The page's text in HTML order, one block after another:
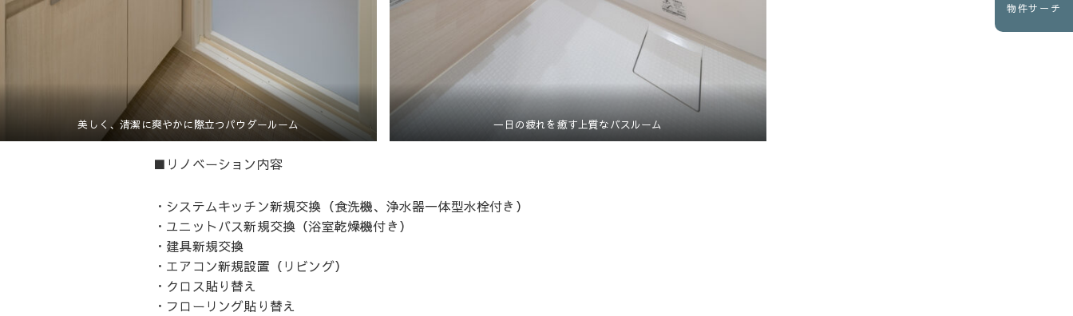
美しく、清潔に爽やかに際立つパウダールーム 一日の疲れを癒す上質なバスルーム
■リノベーション内容
・システムキッチン新規交換（食洗機、浄水器一体型水栓付き）
・ユニットバス新規交換（浴室乾燥機付き）
・建具新規交換
・エアコン新規設置（リビング）
・クロス貼り替え
・フローリング貼り替え
物件サーチ